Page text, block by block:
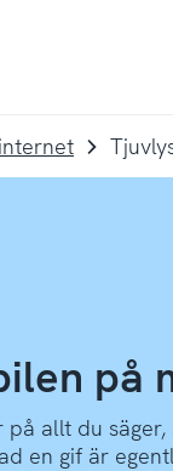
på
allt du
en gif är